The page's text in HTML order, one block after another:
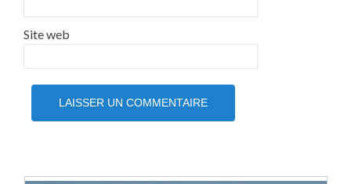
Site web